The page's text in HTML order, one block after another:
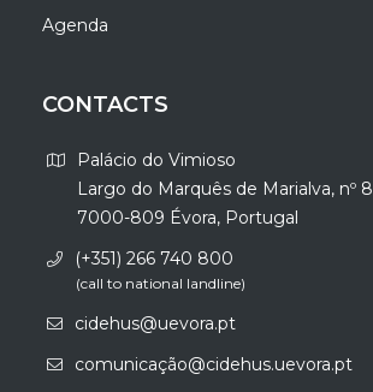
Agenda
CONTACTS
Palácio do Vimioso
Largo do Marquês de Marialva, nº 8
7000-809 Évora, Portugal
(+351) 266 740 800
(call to national landline)
cidehus@uevora.pt
comunicação@cidehus.uevora.pt